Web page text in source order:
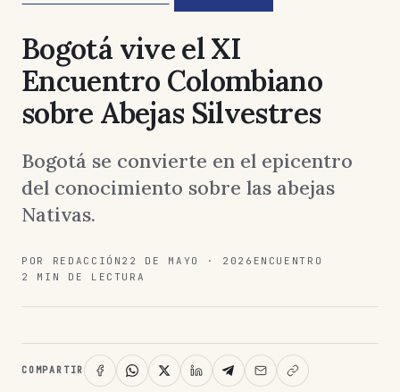
Bogotá vive el XI
Encuentro Colombiano
sobre Abejas Silvestres
Bogotá se convierte en el epicentro
del conocimiento sobre las abejas
Nativas.
POR REDACCIÓN 22 DE MAYO · 2026 ENCUENTRO
2 MIN DE LECTURA
COMPARTIR